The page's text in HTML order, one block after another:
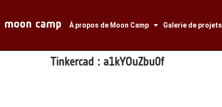
À propos de Moon Camp Galerie de projets
Tinkercad : a1kYOuZbu0f